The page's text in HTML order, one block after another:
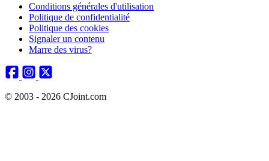
Conditions générales d'utilisation
Politique de confidentialité
Politique des cookies
Signaler un contenu
Marre des virus?
© 2003 - 2026 CJoint.com